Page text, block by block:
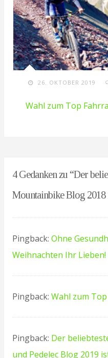
26. OKTOBER 2019
Wahl zum Top
4 Gedanken zu “Der
Mountainbike Blog 2018
Pingback: Ohne
Weihnachten Ihr
Pingback: Wahl zum
Pingback: Der
und Pedelec Blog 2019